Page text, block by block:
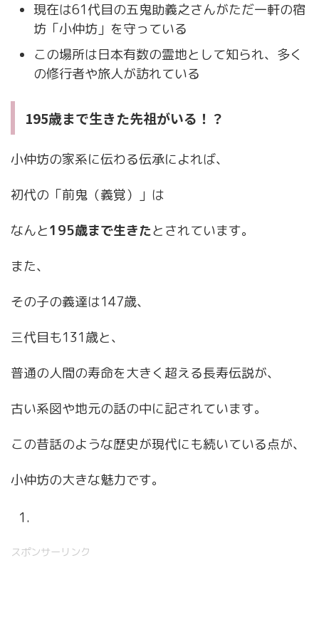
現在は61代目の五鬼助義之さんがただ一軒の宿
坊「小仲坊」を守っている
この場所は日本有数の霊地として知られ、多く
の修行者や旅人が訪れている
195歳まで生きた先祖がいる！？
小仲坊の家系に伝わる伝承によれば、
初代の「前鬼（義覚）」は
なんと195歳まで生きたとされています。
また、
その子の義達は147歳、
三代目も131歳と、
普通の人間の寿命を大きく超える長寿伝説が、
古い系図や地元の話の中に記されています。
この昔話のような歴史が現代にも続いている点が、
小仲坊の大きな魅力です。
スポンサーリンク